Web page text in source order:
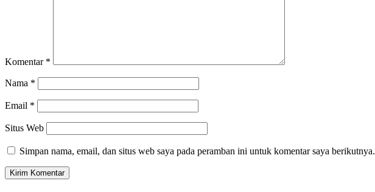
Komentar *
Nama *
Email *
Situs Web
Simpan nama, email, dan situs web saya pada peramban ini untuk komentar saya berikutnya.